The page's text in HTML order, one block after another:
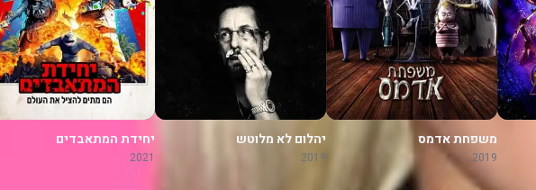
משפחת אדמס
2019
יהלום לא מלוטש
2019
יחידת המתאבדים
2021